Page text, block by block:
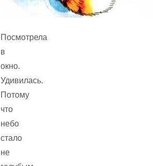
Посмотрела
в
окно.
Удивилась.
Потому
что
небо
стало
не